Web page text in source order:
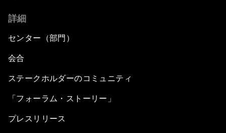
詳細
センター（部門）
会合
ステークホルダーのコミュニティ
「フォーラム・ストーリー」
プレスリリース